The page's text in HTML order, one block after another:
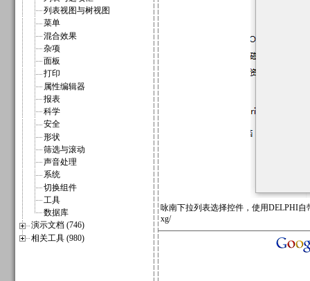
列表视图与树视图
菜单
混合效果
杂项
面板
打印
属性编辑器
报表
科学
安全
形状
筛选与滚动
声音处理
系统
切换组件
工具
数据库
演示文档 (746)
相关工具 (980)
咏南下拉列表选择控件，使用DELPHI自
xg/